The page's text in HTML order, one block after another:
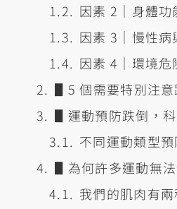
因素 2｜身體功
因素 3｜慢性病
因素 4｜環境危
▋5 個需要特別注意
▋運動預防跌倒，科
不同運動類型
▋為何許多運動無法
我們的肌肉有兩